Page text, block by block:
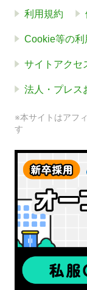
利用規約
Cookie等の利
サイトアクセ
法人・プレス
※本サイトはアフ
す